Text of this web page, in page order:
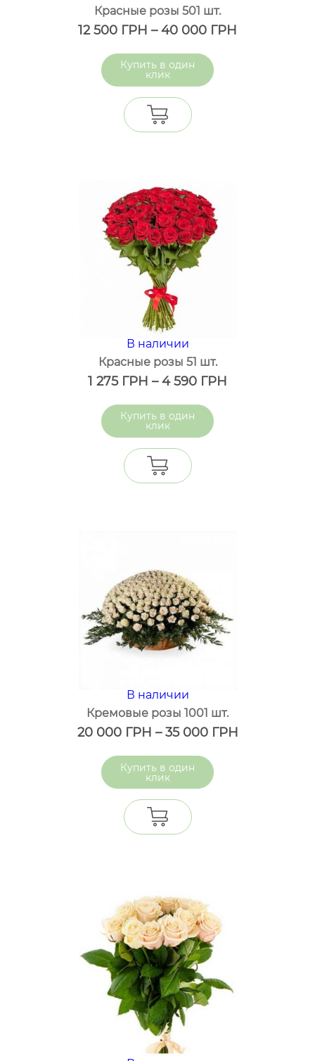
Красные розы 501 шт.
12 500 ГРН –40 000 ГРН
один
клик
В наличии
Красные розы 51 шт.
1 275 ГРН –4 590 ГРН
один
клик
В наличии
Кремовые розы 1001 шт.
20 000 ГРН –35 000 ГРН
один
клик